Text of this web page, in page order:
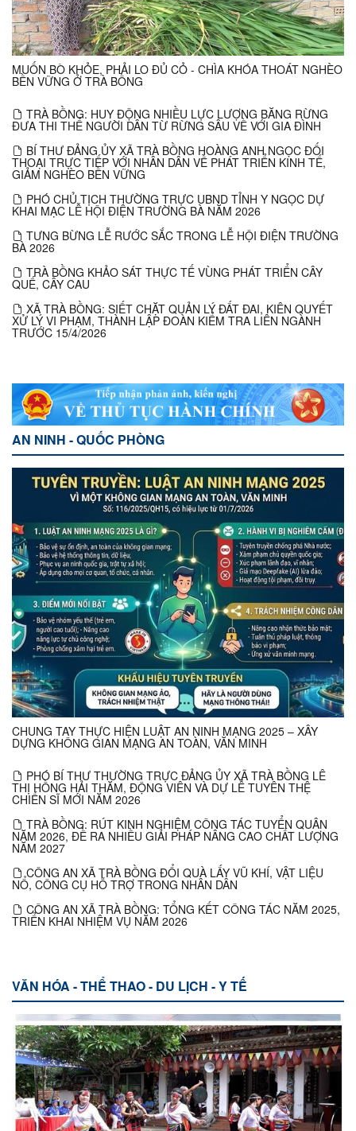
MUỐN BÒ KHỎE, PHẢI LO ĐỦ CỎ - CHÌA KHÓA THOÁT NGHÈO
BỀN VỮNG Ở TRÀ BỒNG
TRÀ BỒNG: HUY ĐỘNG NHIỀU LỰC LƯỢNG BĂNG RỪNG
ĐƯA THI THỂ NGƯỜI DÂN TỪ RỪNG SÂU VỀ VỚI GIA ĐÌNH
BÍ THƯ ĐẢNG ỦY XÃ TRÀ BỒNG HOÀNG ANH NGỌC ĐỐI
THOẠI TRỰC TIẾP VỚI NHÂN DÂN VỀ PHÁT TRIỂN KINH TẾ,
GIẢM NGHÈO BỀN VỮNG
PHÓ CHỦ TỊCH THƯỜNG TRỰC UBND TỈNH Y NGỌC DỰ
KHAI MẠC LỄ HỘI ĐIỆN TRƯỜNG BÀ NĂM 2026
TƯNG BỪNG LỄ RƯỚC SẮC TRONG LỄ HỘI ĐIỆN TRƯỜNG
BÀ 2026
TRÀ BỒNG KHẢO SÁT THỰC TẾ VÙNG PHÁT TRIỂN CÂY
QUẾ, CÂY CAU
XÃ TRÀ BỒNG: SIẾT CHẶT QUẢN LÝ ĐẤT ĐAI, KIÊN QUYẾT
XỬ LÝ VI PHẠM, THÀNH LẬP ĐOÀN KIỂM TRA LIÊN NGÀNH
TRƯỚC 15/4/2026
AN NINH - QUỐC PHÒNG
CHUNG TAY THỰC HIỆN LUẬT AN NINH MẠNG 2025 – XÂY
DỰNG KHÔNG GIAN MẠNG AN TOÀN, VĂN MINH
PHÓ BÍ THƯ THƯỜNG TRỰC ĐẢNG ỦY XÃ TRÀ BỒNG LÊ
THỊ HỒNG HẢI THĂM, ĐỘNG VIÊN VÀ DỰ LỄ TUYÊN THỆ
CHIẾN SĨ MỚI NĂM 2026
TRÀ BỒNG: RÚT KINH NGHIỆM CÔNG TÁC TUYỂN QUÂN
NĂM 2026, ĐỀ RA NHIỀU GIẢI PHÁP NÂNG CAO CHẤT LƯỢNG
NĂM 2027
CÔNG AN XÃ TRÀ BỒNG ĐỔI QUÀ LẤY VŨ KHÍ, VẬT LIỆU
NỔ, CÔNG CỤ HỖ TRỢ TRONG NHÂN DÂN
CÔNG AN XÃ TRÀ BỒNG: TỔNG KẾT CÔNG TÁC NĂM 2025,
TRIỂN KHAI NHIỆM VỤ NĂM 2026
VĂN HÓA - THỂ THAO - DU LỊCH - Y TẾ